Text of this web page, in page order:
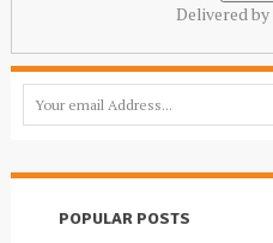
Delivered by
POPULAR POSTS